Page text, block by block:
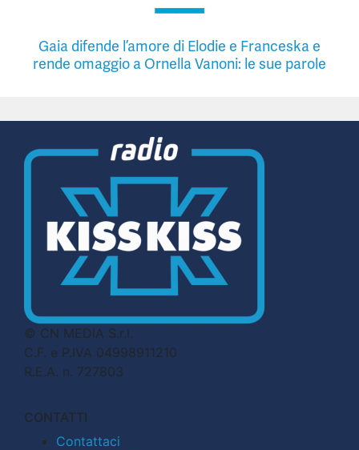
Gaia difende l’amore di Elodie e Franceska e
rende omaggio a Ornella Vanoni: le sue parole
© CN MEDIA S.r.l.
C.F. e P.IVA 04998911210
R.E.A. n. 727803
CONTATTI
Contattaci